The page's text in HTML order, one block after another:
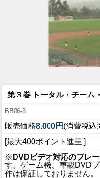
第３巻 トータル・チーム
BB06-3
販売価格8,000円 (消費税込
[最大400ポイント進呈 ]
※ DVDビデオ対応のプレ
す。ゲーム機、車載DVD
作は保証しておりません。